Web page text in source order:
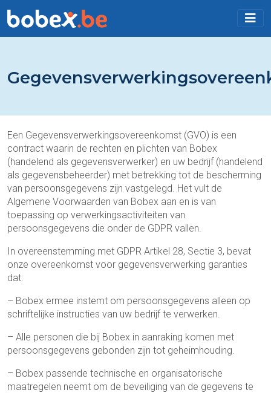
Een Gegevensverwerkingsovereenkomst (GVO) is een
contract waarin de rechten en plichten van Bobex
(handelend als gegevensverwerker) en uw bedrijf (handelend
als gegevensbeheerder) met betrekking tot de bescherming
van persoonsgegevens zijn vastgelegd. Het vult de
Algemene Voorwaarden van Bobex aan en is van
toepassing op verwerkingsactiviteiten van
persoonsgegevens die onder de GDPR vallen.
In overeenstemming met GDPR Artikel 28, Sectie 3, bevat
onze overeenkomst voor gegevensverwerking garanties
dat:
– Bobex ermee instemt om persoonsgegevens alleen op
schriftelijke instructies van uw bedrijf te verwerken.
– Alle personen die bij Bobex in aanraking komen met
persoonsgegevens gebonden zijn tot geheimhouding.
– Bobex passende technische en organisatorische
maatregelen neemt om de beveiliging van de gegevens te